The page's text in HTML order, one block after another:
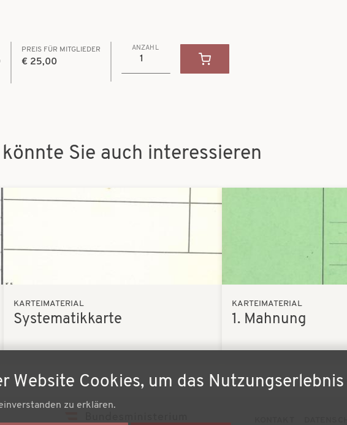
PREIS FÜR MITGLIEDER
€ 25,00
ANZAHL
könnte Sie auch interessieren
KARTEIMATERIAL
Systematikkarte
KARTEIMATERIAL
1. Mahnung
Website Cookies, um das
zu erklären.